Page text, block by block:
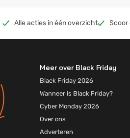
Alle acties in één overzicht Scoor
Meer over Black Friday
Black Friday 2026
Wanneer is Black Friday?
Cyber Monday 2026
Over ons
Adverteren